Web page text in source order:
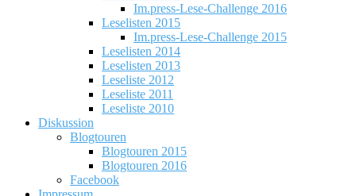
Im.press-Lese-Challenge 2016
Leselisten 2015
Im.press-Lese-Challenge 2015
Leselisten 2014
Leselisten 2013
Leseliste 2012
Leseliste 2011
Leseliste 2010
Diskussion
Blogtouren
Blogtouren 2015
Blogtouren 2016
Facebook